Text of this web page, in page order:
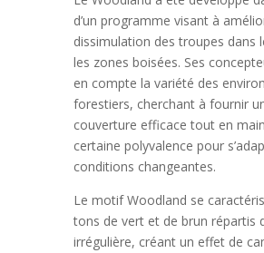
d’un programme visant à
dissimulation des troupes dans
les zones boisées. Ses
en compte la variété des
forestiers, cherchant à fournir
couverture efficace tout en
certaine polyvalence pour
conditions changeantes.
Le motif Woodland se
tons de vert et de brun répartis
irrégulière, créant un effet de